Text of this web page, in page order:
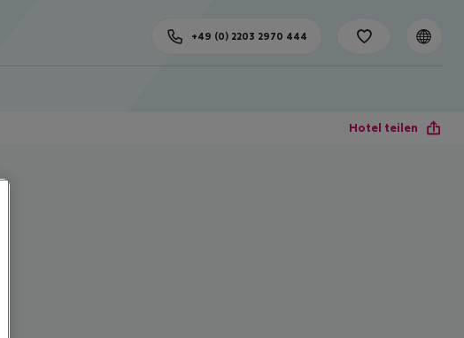
+49 (0) 2203 2970 444
Hotel teilen